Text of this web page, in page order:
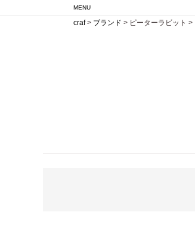
MENU
craf ブランド ピーターラビット